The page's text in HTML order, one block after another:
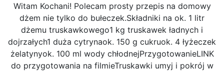
Witam Kochani! Polecam prosty przepis na domowy
dżem nie tylko do bułeczek.Składniki na ok. 1 litr
dżemu truskawkowego1 kg truskawek ładnych i
dojrzałych1 duża cytrynaok. 150 g cukruok. 4 łyżeczek
żelatynyok. 100 ml wody chłodnejPrzygotowanieLINK
do przygotowania na filmieTruskawki umyj i pokrój w